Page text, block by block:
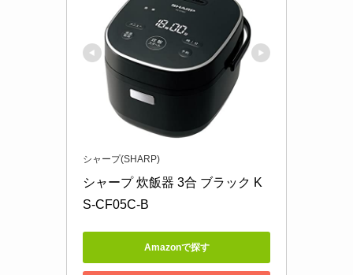
シャープ(SHARP)
シャープ 炊飯器 3合 ブラック K
S-CF05C-B
Amazonで探す